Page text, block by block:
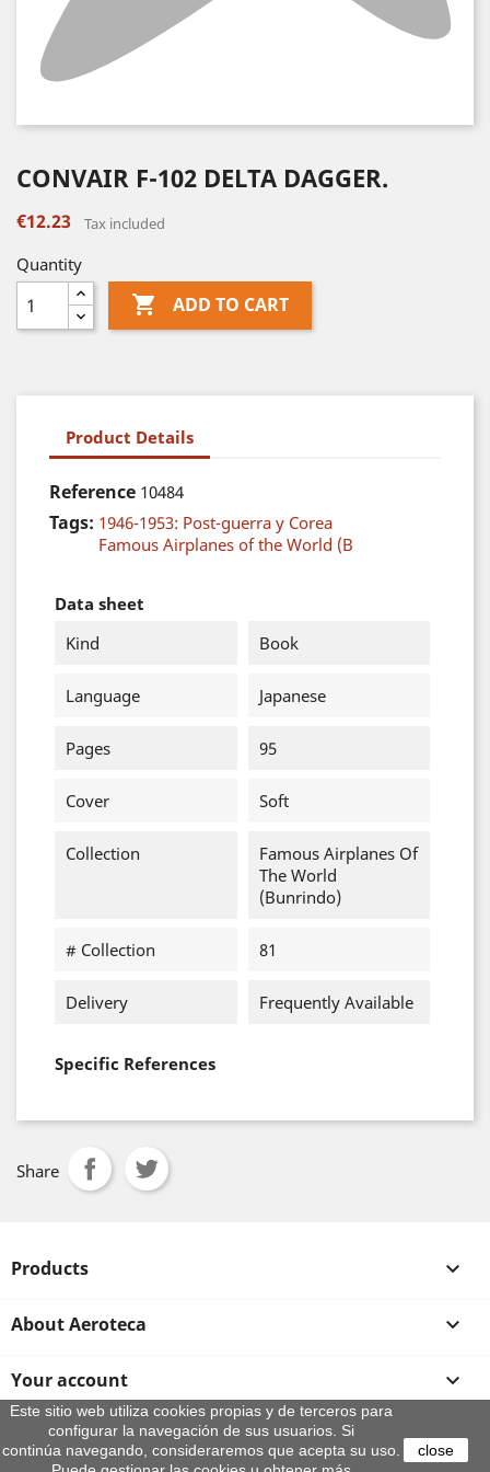
CONVAIR F-102 DELTA DAGGER.
€12.23 Tax included
Quantity
 ADD TO CART
Product Details
Reference 10484
Tags: 1946-1953: Post-guerra y Corea
Famous Airplanes of the World (B
Data sheet
Kind
Book
Language Japanese
Pages 95
Cover Soft
Collection
Famous Airplanes Of
The World
(Bunrindo)
# Collection 81
Delivery Frequently Available
Specific References
Share
Products 
About Aeroteca 
Your account 
Store information
Este sitio web utiliza cookies propias y de terceros para
configurar la navegación de sus usuarios. Si
continúa navegando, consideraremos que acepta su uso.
close